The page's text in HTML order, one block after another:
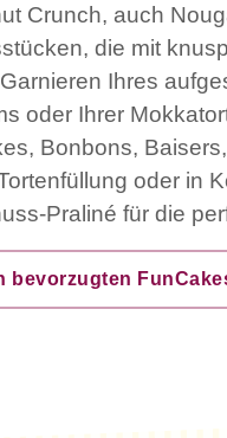
Crunch, auch
die mit
Ihres
oder Ihrer
Bonbons,
oder in
Praliné für die
bevorzugten